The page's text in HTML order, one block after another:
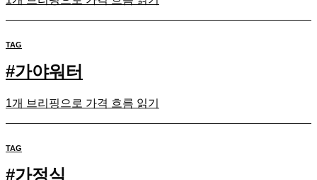
TAG
#가야워터
1개 브리핑으로 가격 흐름 읽기
TAG
#가정식